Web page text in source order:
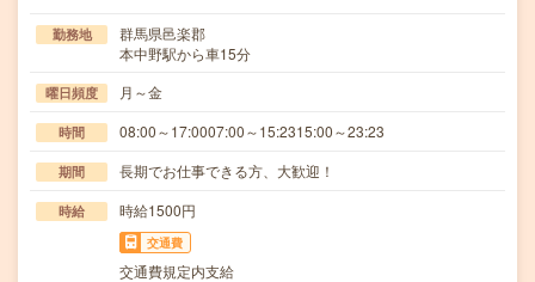
勤務地
群馬県邑楽郡
本中野駅から車15分
曜日頻度 月～金
時間 08:00～17:0007:00～15:2315:00～23:23
期間 長期でお仕事できる方、大歓迎！
時給 時給1500円
交通費
交通費規定内支給